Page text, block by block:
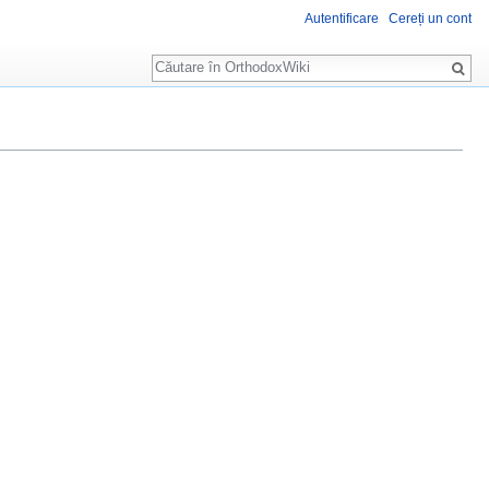
Autentificare Cereți un cont
Căutare